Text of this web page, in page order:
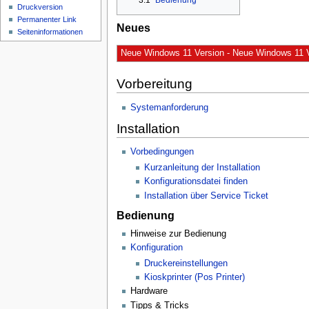
Neues
Neue Windows 11 Version - Neue Windows
Vorbereitung
Systemanforderung
Installation
Vorbedingungen
Kurzanleitung der Installation
Konfigurationsdatei finden
Installation über Service Ticket
Bedienung
Hinweise zur Bedienung
Konfiguration
Druckereinstellungen
Kioskprinter (Pos Printer)
Hardware
Tipps & Tricks
Druckversion
Permanenter Link
Seiten­­informationen